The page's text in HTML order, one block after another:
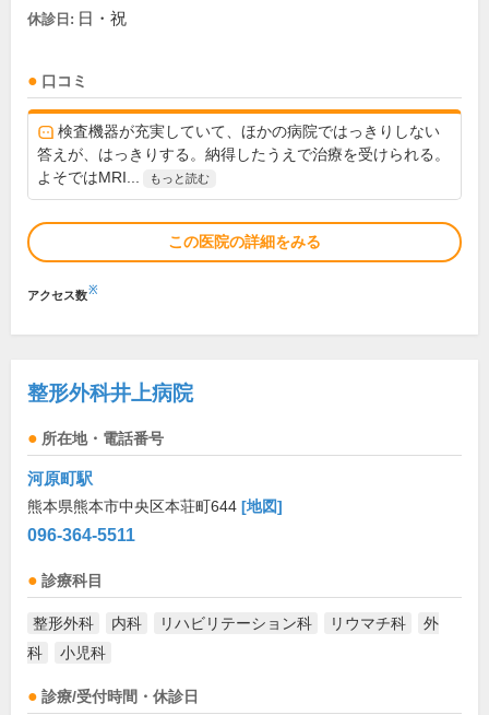
休診日: 日・祝
口コミ
検査機器が充実していて、ほかの病院ではっきりしない
答えが、はっきりする。納得したうえで治療を受けられる。
よそではMRI...
もっと読む
この医院の詳細をみる
アクセス数※
整形外科井上病院
所在地・電話番号
河原町駅
熊本県熊本市中央区本荘町644 [地図]
096-364-5511
診療科目
整形外科 内科 リハビリテーション科 リウマチ科
外
科
小児科
診療/受付時間・休診日